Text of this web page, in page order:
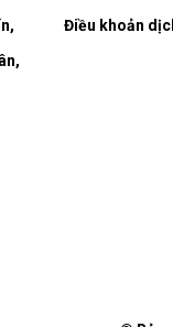
Điều khoản